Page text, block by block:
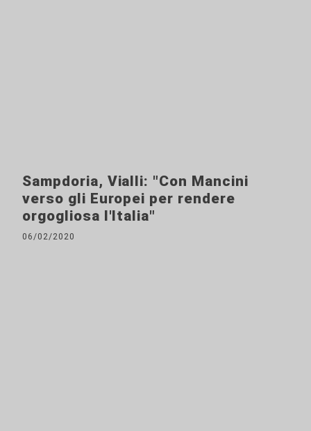
Sampdoria, Vialli: "Con Mancini
verso gli Europei per rendere
orgogliosa l'Italia"
06/02/2020